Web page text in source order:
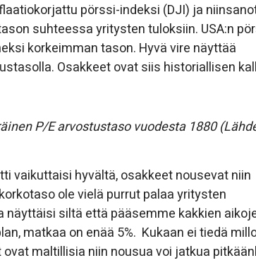
pörssi-indeksi (DJI) ja
suhteessa yritysten tuloksiin. USA:n
korkeimman tason. Hyvä vire näyttää
Osakkeet ovat siis historiallisen
P/E arvostustaso vuodesta 1880
vaikuttaisi hyvältä, osakkeet nousevat niin
ole vielä purrut palaa yritysten
siltä että pääsemme kakkien
matkaa on enää 5%. Kukaan ei tiedä
maltillisia niin nousua voi jatkua